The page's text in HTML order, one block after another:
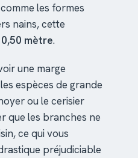
les formes
nains, cette
0,50 mètre.
une marge
espèces de grande
ou le cerisier
que les branches ne
ce qui vous
préjudiciable